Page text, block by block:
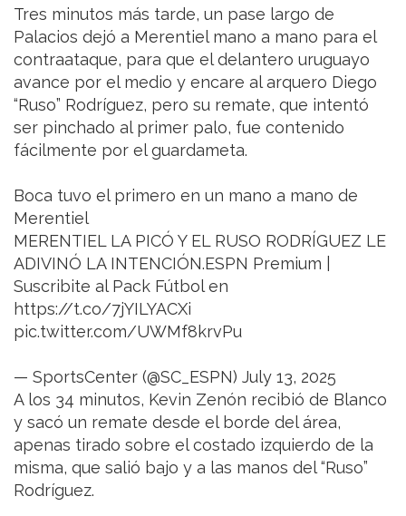
Tres minutos más tarde, un pase largo de
Palacios dejó a Merentiel mano a mano para el
contraataque, para que el delantero uruguayo
avance por el medio y encare al arquero Diego
“Ruso” Rodríguez, pero su remate, que intentó
ser pinchado al primer palo, fue contenido
fácilmente por el guardameta.
Boca tuvo el primero en un mano a mano de
Merentiel
MERENTIEL LA PICÓ Y EL RUSO RODRÍGUEZ LE
ADIVINÓ LA INTENCIÓN.ESPN Premium |
Suscribite al Pack Fútbol en
https://t.co/7jYILYACXi
pic.twitter.com/UWMf8krvPu
— SportsCenter (@SC_ESPN) July 13, 2025
A los 34 minutos, Kevin Zenón recibió de Blanco
y sacó un remate desde el borde del área,
apenas tirado sobre el costado izquierdo de la
misma, que salió bajo y a las manos del “Ruso”
Rodríguez.